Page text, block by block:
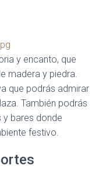
y encanto, que
madera y piedra.
que podrás admirar
También podrás
y bares donde
festivo.